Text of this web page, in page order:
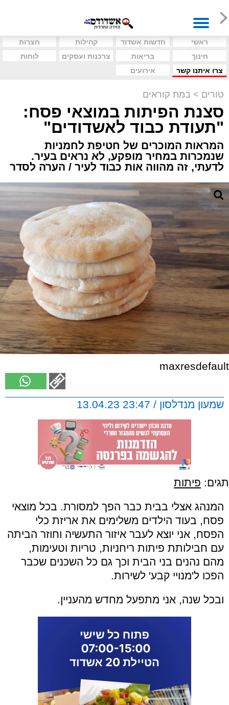
ראשי חדשות אשדוד קהילות
חצרות
חינוך
בריאות צרכנות ועסקים
לוחות
צרו איתנו קשר
אירועים
טורים > במת קוראים
סצנת הפיתות במוצאי פסח:
"תעודת כבוד לאשדודים"
המראות המוכרים של חטיפת לחמניות
שנמכרות במחיר מופקע, לא נראים בעיר.
לדעתי, זה מהווה אות כבוד לעיר / הערה לסדר
maxresdefault
שמעון מנדלסון / 23:47 13.04.23
תגים: פיתות
המנהג אצלי בבית כבר הפך למסורת. בכל מוצאי
פסח, בעוד הילדים משלימים את אריזת כלי
הפסח, אני יוצא לעבר איזור התעשיה וחוזר הביתה
עם חבילותת פיתות ריחניות, טריות וטעימות,
מהם נהנים בני הבית וכך גם כל השכנים שכבר
הפכו ל'מנויי קבע' לשירות.
ובכל שנה, אני מתפעל מחדש מהעניין.